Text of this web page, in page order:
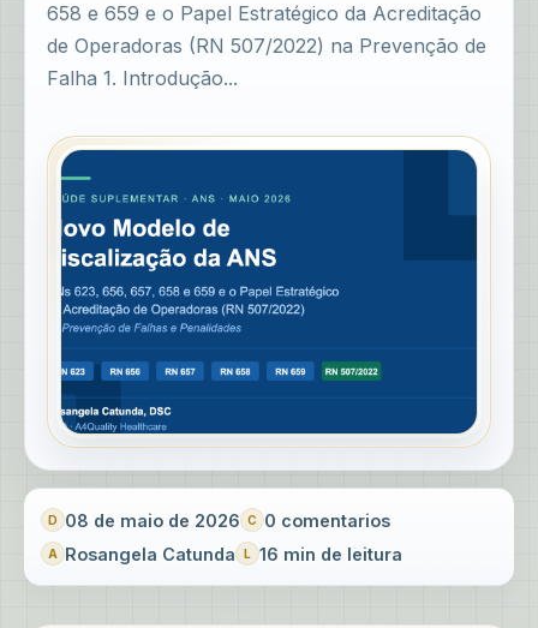
658 e 659 e o Papel Estratégico da Acreditação
de Operadoras (RN 507/2022) na Prevenção de
Falha 1. Introdução...
08 de maio de 2026
0 comentarios
Rosangela Catunda
16 min de leitura